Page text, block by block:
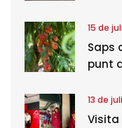
15 de
Saps
punt
13 de
Visita